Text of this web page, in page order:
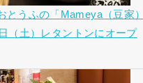
とうふの「Mameya（豆家）
（土）レタントンにオープ